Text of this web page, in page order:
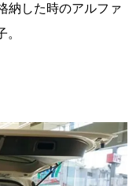
納した時のアルファ